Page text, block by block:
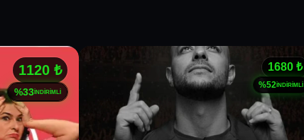
1120₺
%33İNDİRİMLİ
1680 ₺
%52İNDİRİMLİ